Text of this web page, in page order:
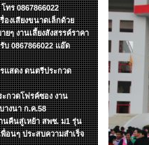
ร 0867866022
งเสียงขนาดเล็กด้วย
ยๆ งานเลึ้ยงสังสรรค์ราคา
บ 0867866022 แอ๊ด
แสดง ดนตรีประกวด
ะกวดโฟรค์ซอง งาน
างนา ก.ค.58
นคืนสู่เหย้า สพช. ม1 รุ่น
อนๆ ประสบความสำเร็จ